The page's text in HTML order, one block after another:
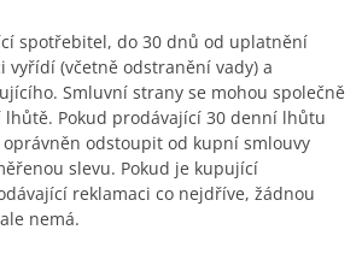
spotřebitel, do 30 dnů od uplatnění
vyřídí (včetně odstranění vady) a
Smluvní strany se mohou společně
Pokud prodávající 30 denní lhůtu
odstoupit od kupní smlouvy
slevu. Pokud je kupující
reklamaci co nejdříve, žádnou
nemá.